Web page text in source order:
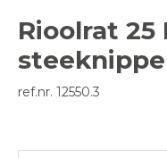
Rioolrat 25
ref.nr. 12550.3